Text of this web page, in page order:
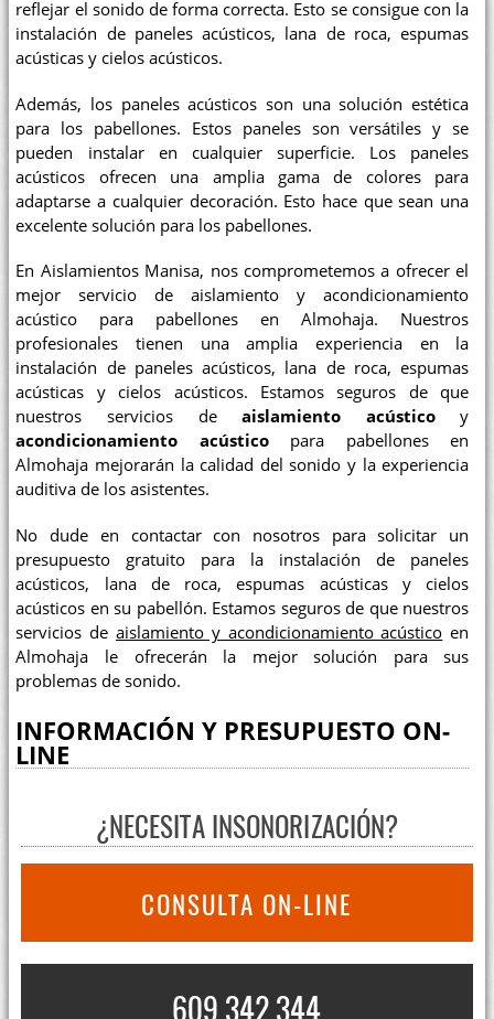
reflejar el sonido de forma correcta. Esto se consigue con la
instalación de paneles acústicos, lana de roca, espumas
acústicas y cielos acústicos.
Además, los paneles acústicos son una solución estética
para los pabellones. Estos paneles son versátiles y se
pueden instalar en cualquier superficie. Los paneles
acústicos ofrecen una amplia gama de colores para
adaptarse a cualquier decoración. Esto hace que sean una
excelente solución para los pabellones.
En Aislamientos Manisa, nos comprometemos a ofrecer el
mejor servicio de aislamiento y acondicionamiento
acústico para pabellones en Almohaja. Nuestros
profesionales tienen una amplia experiencia en la
instalación de paneles acústicos, lana de roca, espumas
acústicas y cielos acústicos. Estamos seguros de que
nuestros servicios deaislamiento acústicoy
acondicionamiento acústicopara pabellones en
Almohaja mejorarán la calidad del sonido y la experiencia
auditiva de los asistentes.
No dude en contactar con nosotros para solicitar un
presupuesto gratuito para la instalación de paneles
acústicos, lana de roca, espumas acústicas y cielos
acústicos en su pabellón. Estamos seguros de que nuestros
servicios deaislamiento y acondicionamiento acústico en
Almohaja le ofrecerán la mejor solución para sus
problemas de sonido.
INFORMACIÓN Y PRESUPUESTO ON-
LINE
¿NECESITA INSONORIZACIÓN?
CONSULTA ON-LINE
609 342 344